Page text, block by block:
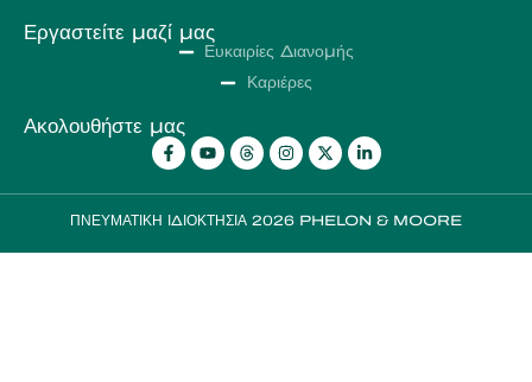
Εργαστείτε μαζί μας
Ευκαιρίες Διανομής
Καριέρες
Ακολουθήστε μας
ΠΝΕΥΜΑΤΙΚΗ ΙΔΙΟΚΤΗΣΙΑ 2026 PHELON & MOORE